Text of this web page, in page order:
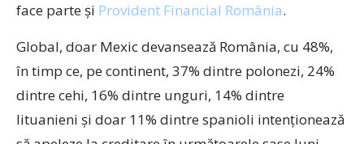
face parte şi Provident Financial România.
Global, doar Mexic devansează România, cu 48%,
în timp ce, pe continent, 37% dintre polonezi, 24%
dintre cehi, 16% dintre unguri, 14% dintre
lituanieni și doar 11% dintre spanioli intenționează